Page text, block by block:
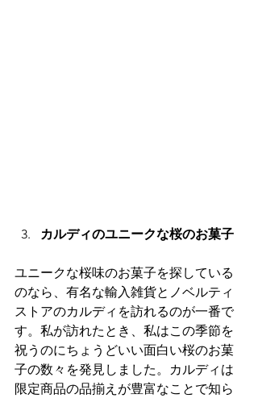
カルディのユニークな桜のお菓子
ユニークな桜味のお菓子を探している
のなら、有名な輸入雑貨とノベルティ
ストアのカルディを訪れるのが一番で
す。私が訪れたとき、私はこの季節を
祝うのにちょうどいい面白い桜のお菓
子の数々を発見しました。カルディは
限定商品の品揃えが豊富なことで知ら